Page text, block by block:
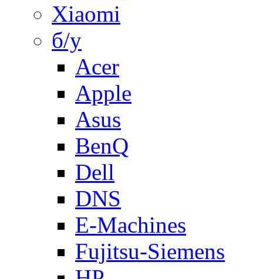
Xiaomi
б/у
Acer
Apple
Asus
BenQ
Dell
DNS
E-Machines
Fujitsu-Siemens